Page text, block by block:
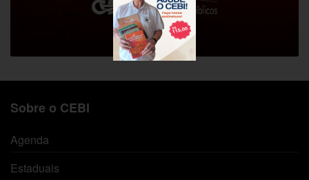
Sobre o CEBI
Agenda
Estaduais